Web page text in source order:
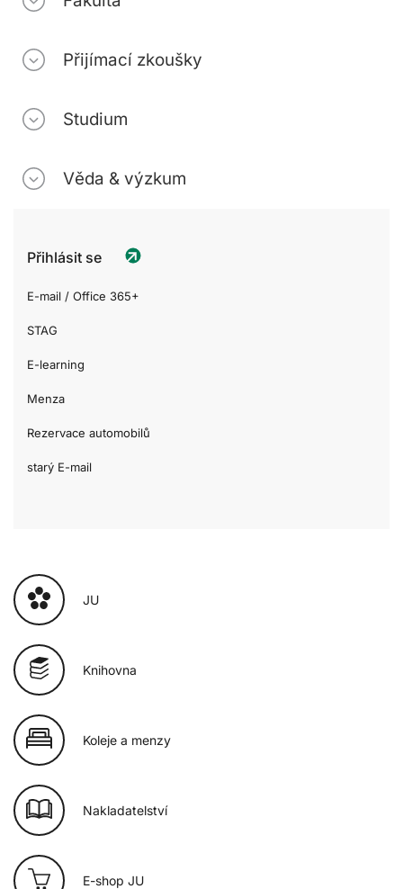
Přijímací zkoušky
Studium
Věda & výzkum
Přihlásit se
E-mail / Office 365+
STAG
E-learning
Menza
Rezervace automobilů
starý E-mail
JU
Knihovna
Koleje a menzy
Nakladatelství
E-shop JU